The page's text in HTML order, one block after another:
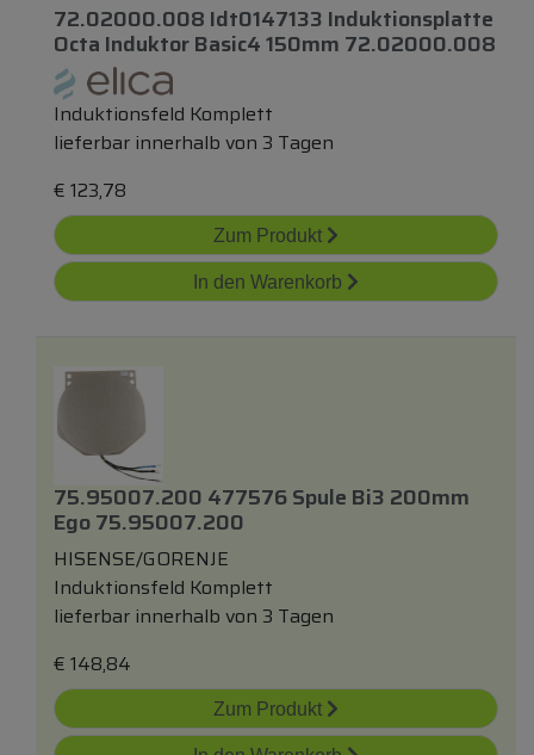
72.02000.008 Idt0147133 Induktionsplatte
Octa Induktor Basic4 150mm 72.02000.008
Induktionsfeld Komplett
lieferbar innerhalb von 3 Tagen
€ 123,78
Zum Produkt
In den Warenkorb
75.95007.200 477576 Spule Bi3 200mm
Ego 75.95007.200
HISENSE/GORENJE
Induktionsfeld Komplett
lieferbar innerhalb von 3 Tagen
€ 148,84
Zum Produkt